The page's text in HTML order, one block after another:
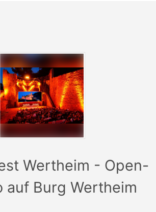
Wertheim - Open-
auf Burg Wertheim